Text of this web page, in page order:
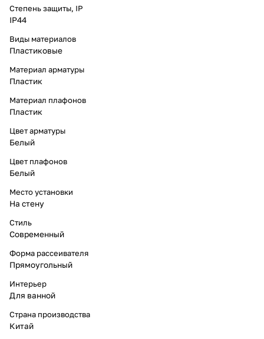
Степень защиты, IP
IP44
Виды материалов
Пластиковые
Материал арматуры
Пластик
Материал плафонов
Пластик
Цвет арматуры
Белый
Цвет плафонов
Белый
Место установки
На стену
Стиль
Современный
Форма рассеивателя
Прямоугольный
Интерьер
Для ванной
Страна производства
Китай